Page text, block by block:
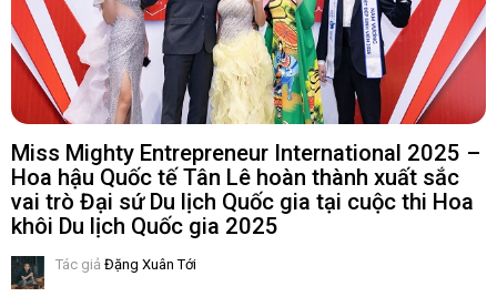
Miss Mighty Entrepreneur International 2025 –
Hoa hậu Quốc tế Tân Lê hoàn thành xuất sắc
vai trò Đại sứ Du lịch Quốc gia tại cuộc thi Hoa
khôi Du lịch Quốc gia 2025
Tác giả Đặng Xuân Tới